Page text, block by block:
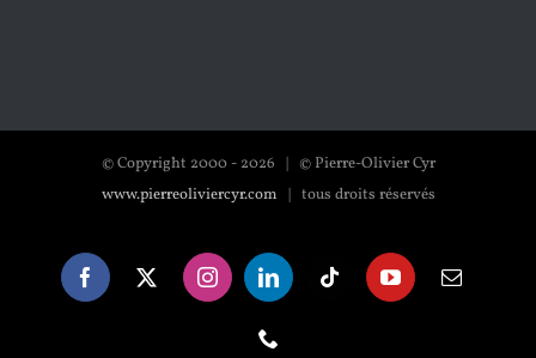
© Copyright 2000 - 2026 | © Pierre-Olivier Cyr
www.pierreoliviercyr.com | tous droits réservés
Facebook
X InstagramLinkedInTiktok YouTubeEmail
Téléphone